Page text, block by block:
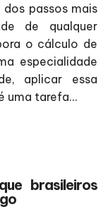
passos mais
de qualquer
o cálculo de
especialidade
aplicar essa
uma tarefa...
brasileiros